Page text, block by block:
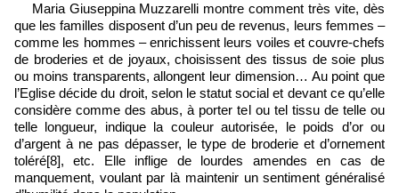
Maria Giuseppina Muzzarelli montre comment très vite, dès
que les familles disposent d’un peu de revenus, leurs femmes –
comme les hommes – enrichissent leurs voiles et couvre-chefs
de broderies et de joyaux, choisissent des tissus de soie plus
ou moins transparents, allongent leur dimension… Au point que
l’Eglise décide du droit, selon le statut social et devant ce qu’elle
considère comme des abus, à porter tel ou tel tissu de telle ou
telle longueur, indique la couleur autorisée, le poids d’or ou
d’argent à ne pas dépasser, le type de broderie et d’ornement
toléré[8], etc. Elle inflige de lourdes amendes en cas de
manquement, voulant par là maintenir un sentiment généralisé